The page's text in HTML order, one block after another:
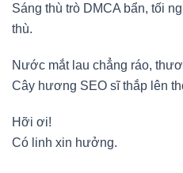
Sáng thù trò DMCA bẩn, tối
thù.
Nước mắt lau chẳng ráo,
Cây hương SEO sĩ thắp lên
Hỡi ơi!
Có linh xin hưởng.